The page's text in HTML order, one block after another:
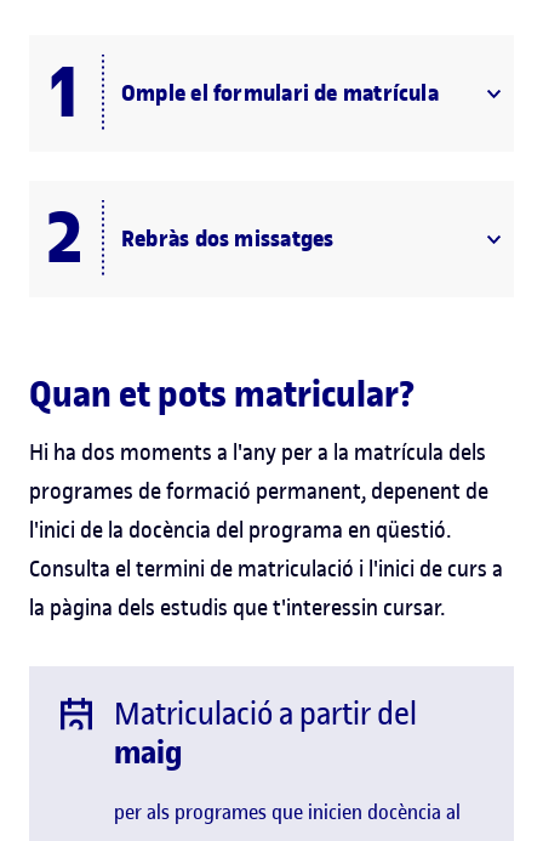
Omple el formulari de matrícula
Rebràs dos missatges
Quan et pots matricular?
Hi ha dos moments a l'any per a la matrícula dels
programes de formació permanent, depenent de
l'inici de la docència del programa en qüestió.
Consulta el termini de matriculació i l'inici de curs a
la pàgina dels estudis que t'interessin cursar.
Matriculació a partir del
maig
per als programes que inicien docència al